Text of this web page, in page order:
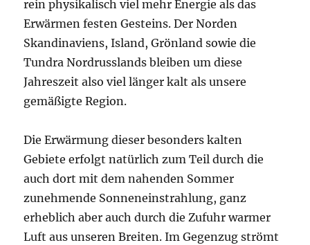
rein physikalisch viel mehr Energie als das
Erwärmen festen Gesteins. Der Norden
Skandinaviens, Island, Grönland sowie die
Tundra Nordrusslands bleiben um diese
Jahreszeit also viel länger kalt als unsere
gemäßigte Region.
Die Erwärmung dieser besonders kalten
Gebiete erfolgt natürlich zum Teil durch die
auch dort mit dem nahenden Sommer
zunehmende Sonneneinstrahlung, ganz
erheblich aber auch durch die Zufuhr warmer
Luft aus unseren Breiten. Im Gegenzug strömt